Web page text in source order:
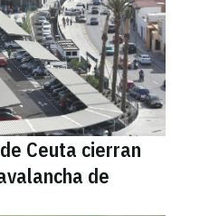
Ceuta cierran
de